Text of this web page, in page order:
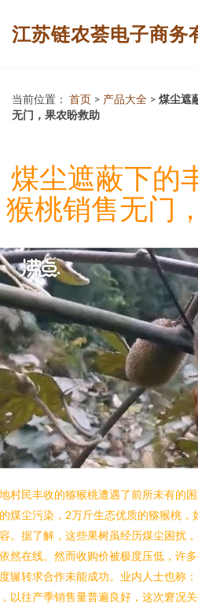
江苏链农荟电子商务
当前位置： 首页 > 产品大全 > 煤尘遮
无门，果农盼救助
煤尘遮蔽下的
猴桃销售无门
村民丰收的猕猴桃遭遇了前所未有的
煤尘污染，2万斤生态优质的猕猴桃
。据了解，这些果树虽经历煤尘困扰
然在线。然而收购价被极度压低，许
辗转求合作未能成功。业内人士也称
以往产季销售量普遍良好，这次窘况